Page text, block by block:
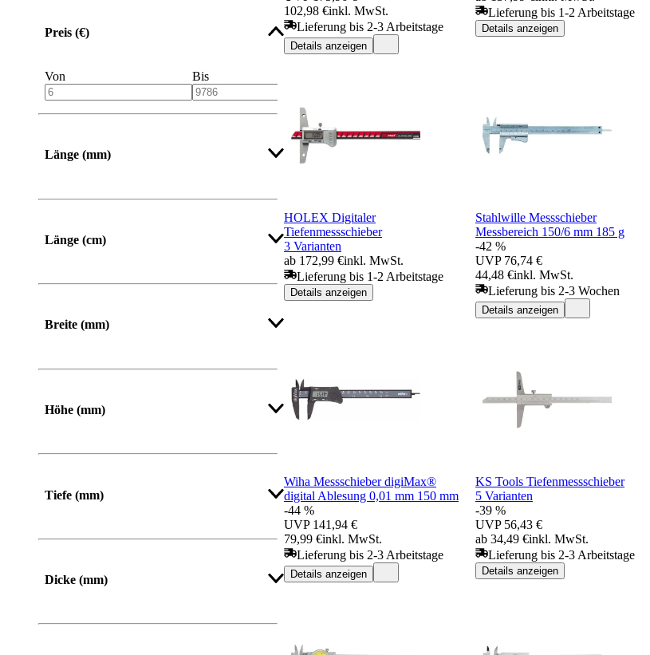
Preis (€)
Von Bis
Länge (mm)
Von Bis
Länge (cm)
Breite (mm)
Von Bis
Höhe (mm)
Von Bis
Tiefe (mm)
Dicke (mm)
102,98 €inkl. MwSt.
Lieferung bis 2-3 Arbeitstage
Details anzeigen
Lieferung bis 1-2 Arbeitstage
Details anzeigen
HOLEX Digitaler
Tiefenmessschieber
3 Varianten
ab 172,99 €inkl. MwSt.
Lieferung bis 1-2 Arbeitstage
Details anzeigen
Stahlwille Messschieber
Messbereich 150/6 mm 185 g
-42 %
UVP 76,74 €
44,48 €inkl. MwSt.
Lieferung bis 2-3 Wochen
Details anzeigen
Wiha Messschieber digiMax®
digital Ablesung 0,01 mm 150 mm
-44 %
UVP 141,94 €
79,99 €inkl. MwSt.
Lieferung bis 2-3 Arbeitstage
Details anzeigen
KS Tools Tiefenmessschieber
5 Varianten
-39 %
UVP 56,43 €
ab 34,49 €inkl. MwSt.
Lieferung bis 2-3 Arbeitstage
Details anzeigen